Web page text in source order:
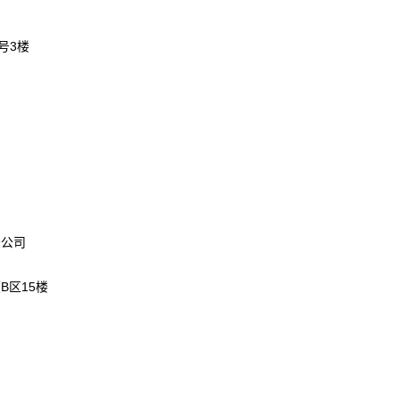
3楼
司
区15楼